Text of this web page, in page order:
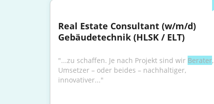
Real Estate Consultant (w/m/d)
Gebäudetechnik (HLSK / ELT)
"...zu schaffen. Je nach Projekt sind wir Berater,
Umsetzer – oder beides – nachhaltiger,
innovativer..."